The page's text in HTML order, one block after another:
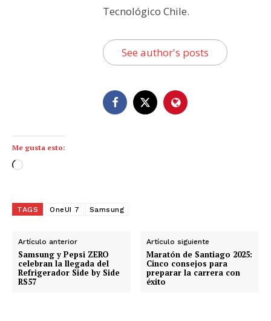
Tecnológico Chile.
See author's posts
Me gusta esto:
C
g
n
d
o
.
TAGS OneUI 7 Samsung
Artículo anterior
Samsung y Pepsi ZERO
celebran la llegada del
Refrigerador Side by Side
RS57
Artículo siguiente
Maratón de Santiago 2025:
Cinco consejos para
preparar la carrera con
éxito